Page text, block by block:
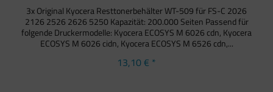
3x Original Kyocera Resttonerbehälter WT-509 für FS-C 2026
2126 2526 2626 5250 Kapazität: 200.000 Seiten Passend für
folgende Druckermodelle: Kyocera ECOSYS M 6026 cdn, Kyocera
ECOSYS M 6026 cidn, Kyocera ECOSYS M 6526 cdn,...
13,10 € *